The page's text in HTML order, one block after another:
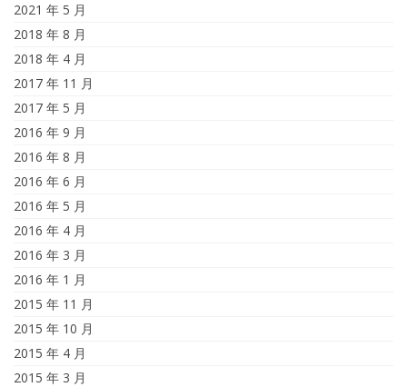
2021 年 5 月
2018 年 8 月
2018 年 4 月
2017 年 11 月
2017 年 5 月
2016 年 9 月
2016 年 8 月
2016 年 6 月
2016 年 5 月
2016 年 4 月
2016 年 3 月
2016 年 1 月
2015 年 11 月
2015 年 10 月
2015 年 4 月
2015 年 3 月